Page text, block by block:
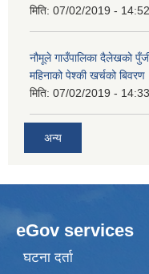
मिति: 07/02/2019 - 14:52
नौमूले गाउँपालिका दैलेखको
महिनाको पेश्की खर्चको बिवरण
मिति: 07/02/2019 - 14:33
अन्य
eGov services
घटना दर्ता